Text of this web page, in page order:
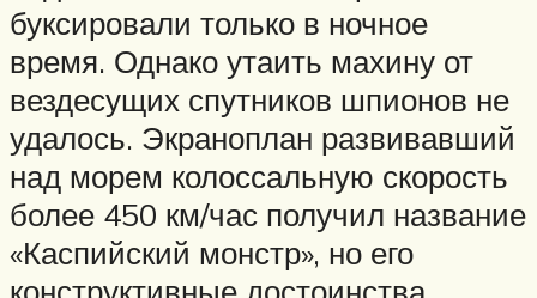
буксировали только в ночное
время. Однако утаить махину от
вездесущих спутников шпионов не
удалось. Экраноплан развивавший
над морем колоссальную скорость
более 450 км/час получил название
«Каспийский монстр», но его